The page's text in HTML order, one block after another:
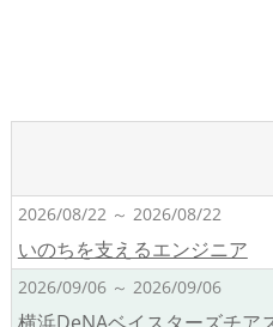
2026/08/22 ～ 2026/08/22
いのちを支えるエンジニア
2026/09/06 ～ 2026/09/06